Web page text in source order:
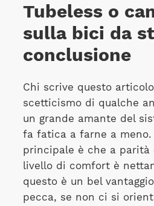
Tubeless o
sulla bici da
conclusione
Chi scrive questo
scetticismo di qualche
un grande amante del
fa fatica a farne a meno.
principale è che a parità
livello di comfort è
questo è un bel
pecca, se non ci si